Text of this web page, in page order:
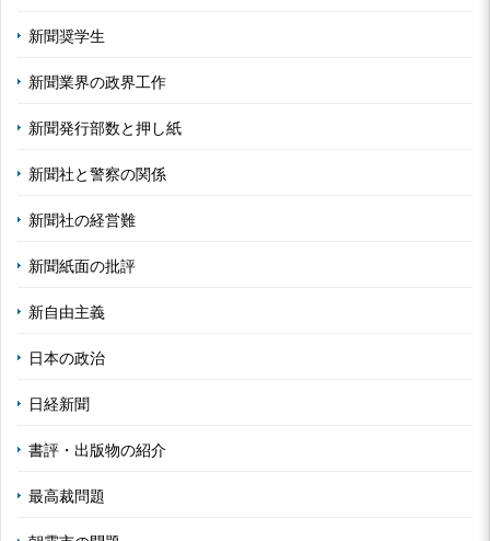
新聞奨学生
新聞業界の政界工作
新聞発行部数と押し紙
新聞社と警察の関係
新聞社の経営難
新聞紙面の批評
新自由主義
日本の政治
日経新聞
書評・出版物の紹介
最高裁問題